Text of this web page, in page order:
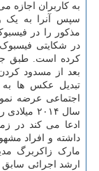
سپس آنرا به یک
در شکایتی فیسبوک
تبدیل عکس ها به
مارک زاکربرگ
ارشد اجرائی سابق